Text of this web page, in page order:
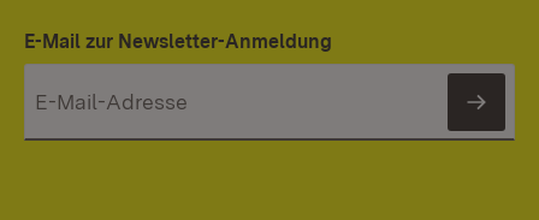
E-Mail zur Newsletter-Anmeldung